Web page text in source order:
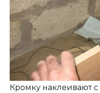
Кромку наклеивают